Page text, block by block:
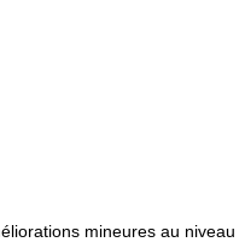
mineures au niveau